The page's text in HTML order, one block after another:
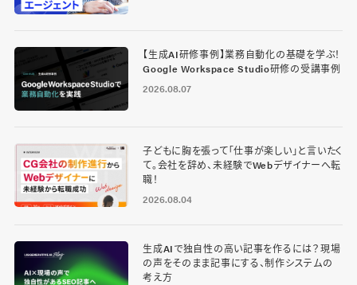
【生成AI研修事例】業務自動化の基礎を学ぶ！
Google Workspace Studio研修の受講事例
2026.08.07
子どもに胸を張って「仕事が楽しい」と言いたく
て。会社を辞め、未経験でWebデザイナーへ転
職！
2026.08.04
生成AIで独自性の高い記事を作るには？現場
の声をそのまま記事にする、制作システムの
考え方